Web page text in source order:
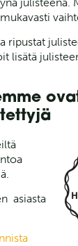
ripustat
lisätä
asiasta